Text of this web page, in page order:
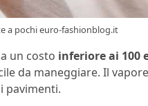
a pochi euro-fashionblog.it
un costo inferiore ai 100
da maneggiare. Il
pavimenti.